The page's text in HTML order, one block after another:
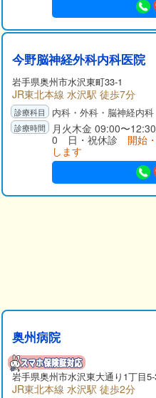
今野脳神経外科内科医院
岩手県奥州市水沢東町33-1
JR東北本線 水沢駅 徒歩7分
内科・外科・脳神経内
月火木金 09:00〜
0 日・祝休診 開始
します
奥州病院
岩手県奥州市水沢東大通り1丁目
JR東北本線 水沢駅 徒歩2分